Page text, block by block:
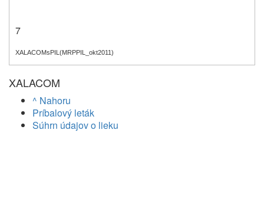
7
XALACOMsPIL(MRPPIL_okt2011)
XALACOM
^ Nahoru
Príbalový leták
Súhrn údajov o lieku